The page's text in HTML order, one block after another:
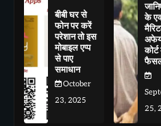
बीबी घर से
फोन पर करें
परेशान तो इस
मोबाइल एप्प
से पाए
समाधान
October
23, 2025
के
25,